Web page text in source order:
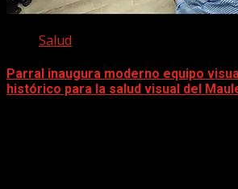
Salud
Parral inaugura moderno equipo
histórico para la salud visual del